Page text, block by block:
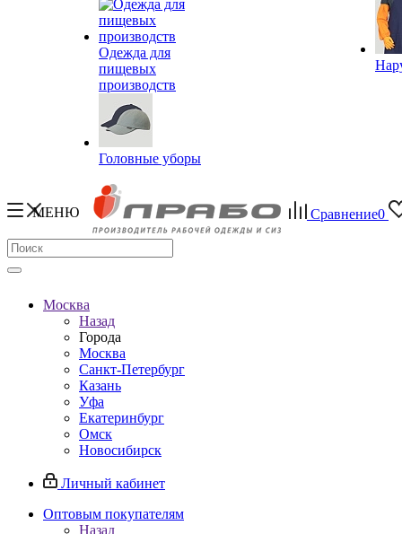
Одежда для
пищевых
производств
Головные уборы
МЕНЮ Сравнение0
Москва
Назад
Города
Москва
Санкт-Петербург
Казань
Уфа
Екатеринбург
Омск
Новосибирск
Личный кабинет
Оптовым покупателям
Назад